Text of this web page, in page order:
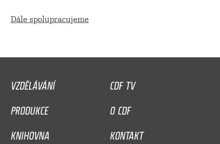
Dále spolupracujeme
VZDĚLÁVÁNÍ
CDF TV
PRODUKCE
O CDF
KNIHOVNA
KONTAKT